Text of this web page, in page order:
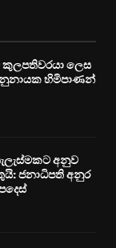
ලෙස
හිමිපාණන්
අනුව
ජනාධිපති අනුර